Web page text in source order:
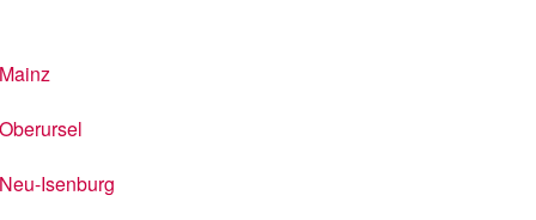
Mainz
Oberursel
Neu-Isenburg